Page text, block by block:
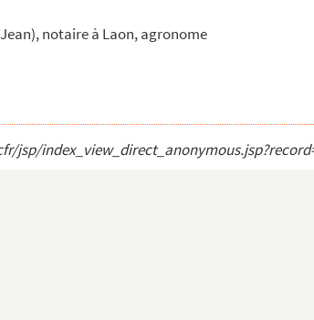
notaire à Laon, agronome